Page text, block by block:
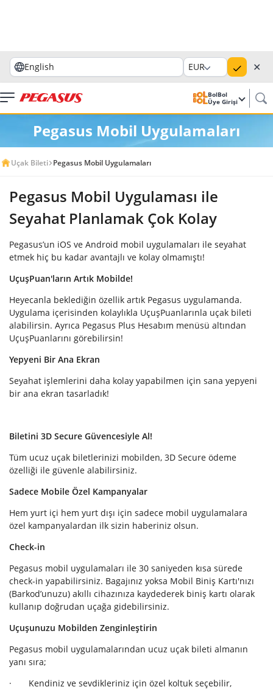
English EUR ✕
BolBol
Üye Girişi
Pegasus Mobil Uygulamaları
Uçak Bileti Pegasus Mobil Uygulamaları
Pegasus Mobil Uygulaması ile
Seyahat Planlamak Çok Kolay
Pegasus’un iOS ve Android mobil uygulamaları ile seyahat
etmek hiç bu kadar avantajlı ve kolay olmamıştı!
UçuşPuan'ların Artık Mobilde!
Heyecanla beklediğin özellik artık Pegasus uygulamanda.
Uygulama içerisinden kolaylıkla UçuşPuanlarınla uçak bileti
alabilirsin. Ayrıca Pegasus Plus Hesabım menüsü altından
UçuşPuanlarını görebilirsin!
Yepyeni Bir Ana Ekran
Seyahat işlemlerini daha kolay yapabilmen için sana yepyeni
bir ana ekran tasarladık!
Biletini 3D Secure Güvencesiyle Al!
Tüm ucuz uçak biletlerinizi mobilden, 3D Secure ödeme
özelliği ile güvenle alabilirsiniz.
Sadece Mobile Özel Kampanyalar
Hem yurt içi hem yurt dışı için sadece mobil uygulamalara
özel kampanyalardan ilk sizin haberiniz olsun.
Check-in
Pegasus mobil uygulamaları ile 30 saniyeden kısa sürede
check-in yapabilirsiniz. Bagajınız yoksa Mobil Biniş Kartı'nızı
(Barkod’unuzu) akıllı cihazınıza kaydederek biniş kartı olarak
kullanıp doğrudan uçağa gidebilirsiniz.
Uçuşunuzu Mobilden Zenginleştirin
Pegasus mobil uygulamalarından ucuz uçak bileti almanın
yanı sıra;
· Kendiniz ve sevdikleriniz için özel koltuk seçebilir,